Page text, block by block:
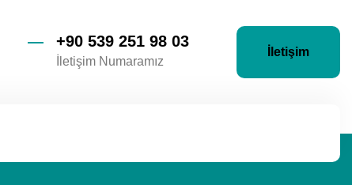
+90 539 251 98 03
İletişim Numaramız
İletişim